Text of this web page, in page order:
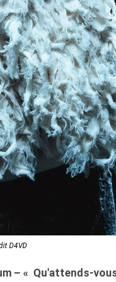
D4VD
– « Qu'attends-